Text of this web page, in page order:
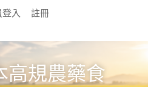
入 註冊
高規農藥食